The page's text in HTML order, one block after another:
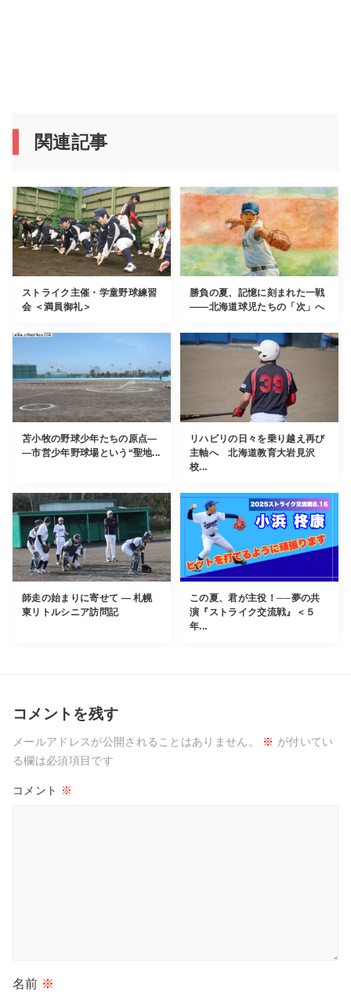
関連記事
ストライク主催・学童野球練習
会 ＜満員御礼＞
勝負の夏、記憶に刻まれた一戦
――北海道球児たちの「次」へ
苫小牧の野球少年たちの原点―
―市営少年野球場という“聖地...
リハビリの日々を乗り越え再び
主軸へ 北海道教育大岩見沢
校...
師走の始まりに寄せて ― 札幌
東リトルシニア訪問記
この夏、君が主役！──夢の共
演『ストライク交流戦』＜５
年...
コメントを残す
メールアドレスが公開されることはありません。 ※ が付いてい
る欄は必須項目です
コメント ※
名前 ※